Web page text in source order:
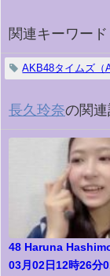
関連キーワード
AKB48タイムズ（
長久玲奈の関
48 Haruna
03月02日12時26分